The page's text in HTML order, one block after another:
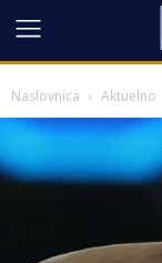
Naslovnica Aktuelno